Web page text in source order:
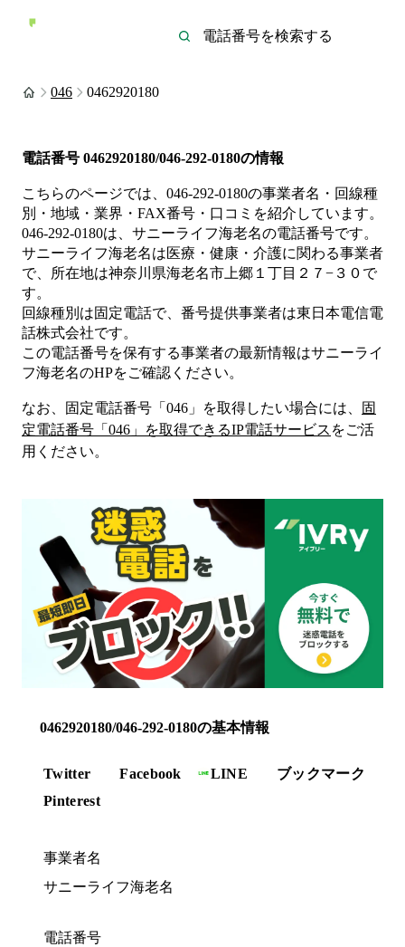
046 0462920180
電話番号 0462920180/046-292-0180の情報
こちらのページでは、 046-292-0180の事業者名・回線種
別・地域・業界・FAX番号・口コミを紹介しています。
046-292-0180は、 サニーライフ海老名の電話番号です。
サニーライフ海老名は医療・健康・介護に関わる事業者
で、所在地は神奈川県海老名市上郷１丁目２７−３０ で
す。
回線種別は固定電話で、番号提供事業者は東日本電信電
話株式会社です。
この電話番号を保有する事業者の最新情報はサニーライ
フ海老名のHPをご確認ください。
なお、固定電話番号「 046 」を取得したい場合には、
固
定電話番号「 046 」を取得できるIP電話サービス をご活
用ください。
0462920180/046-292-0180の基本情報
Twitter Facebook LINE
ブックマーク
Pinterest
事業者名
サニーライフ海老名
電話番号